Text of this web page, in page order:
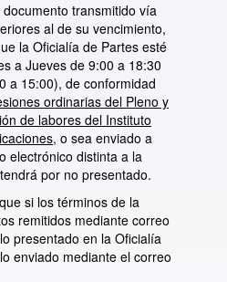
transmitido vía
al de su vencimiento,
la Oficialía de Partes esté
a Jueves de 9:00 a 18:30
a 15:00), de conformidad
ordinarias del Pleno y
de labores del Instituto
o sea enviado a
electrónico distinta a la
por no presentado.
si los términos de la
remitidos mediante correo
presentado en la Oficialía
enviado mediante el correo